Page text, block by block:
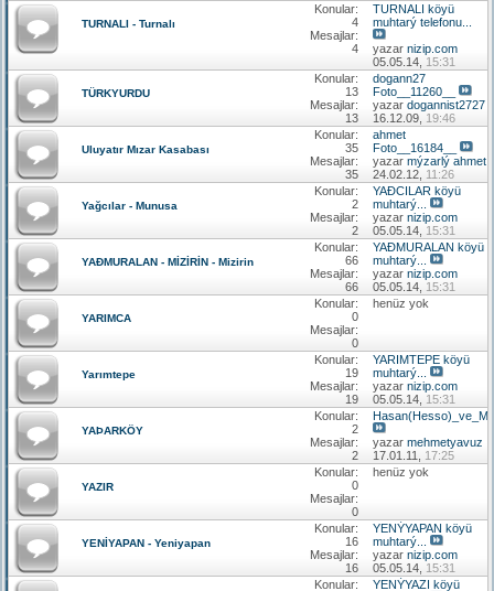
TURNALI - Turnalı
Konular:
4
Mesajlar:
4
TURNALI köyü
muhtarý telefonu...
yazar nizip.com
05.05.14, 15:31
TÜRKYURDU
Konular:
13
Mesajlar:
13
dogann27
Foto__11260__
yazar dogannist2727
16.12.09, 19:46
Uluyatır Mızar Kasabası
Konular:
35
Mesajlar:
35
ahmet
Foto__16184__
yazar mýzarlý ahmet
24.02.12, 11:26
Yağcılar - Munusa
Konular:
2
Mesajlar:
2
YAÐCILAR köyü
muhtarý...
yazar nizip.com
05.05.14, 15:31
YAÐMURALAN - MİZİRİN - Mizirin
Konular:
66
Mesajlar:
66
YAÐMURALAN köyü
muhtarý...
yazar nizip.com
05.05.14, 15:31
YARIMCA
Konular:
0
Mesajlar:
0
henüz yok
Yarımtepe
Konular:
19
Mesajlar:
19
YARIMTEPE köyü
muhtarý...
yazar nizip.com
05.05.14, 15:31
YAÞARKÖY
Konular:
2
Mesajlar:
2
yazar mehmetyavuz
17.01.11, 17:25
YAZIR
Konular:
0
Mesajlar:
0
henüz yok
YENİYAPAN - Yeniyapan
Konular:
16
Mesajlar:
16
YENÝYAPAN köyü
muhtarý...
yazar nizip.com
05.05.14, 15:31
Konular:
YENÝYAZI köyü